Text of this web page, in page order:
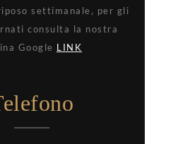
settimanale, per gli
consulta la nostra
Google LINK